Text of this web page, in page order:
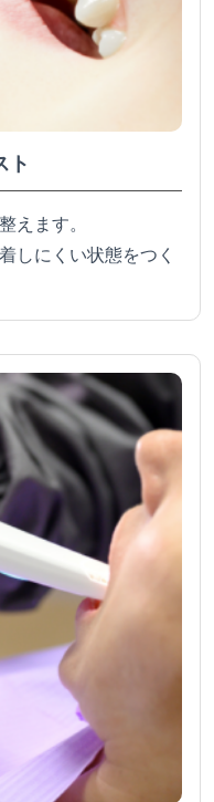
ト
えます。
しにくい状態をつく